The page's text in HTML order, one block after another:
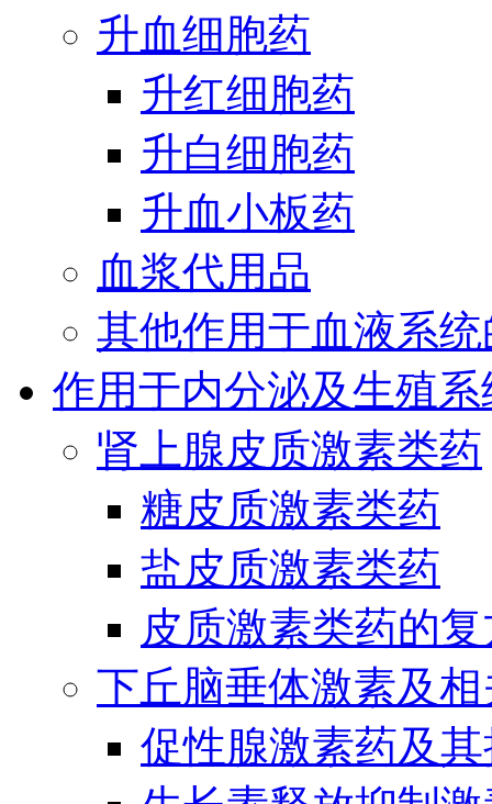
升血细胞药
升红细胞药
升白细胞药
升血小板药
血浆代用品
其他作用于血液系
作用于内分泌及生殖
肾上腺皮质激素类药
糖皮质激素类药
盐皮质激素类药
皮质激素类药的
下丘脑垂体激素及
促性腺激素药及